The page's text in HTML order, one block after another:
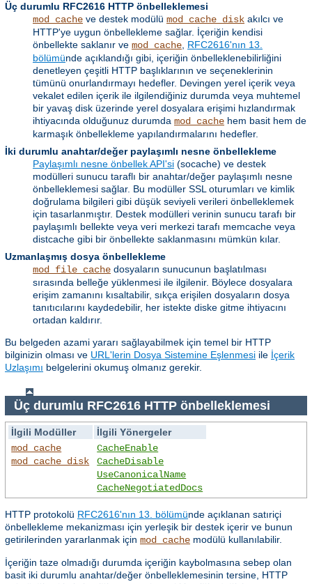
Üç durumlu RFC2616 HTTP önbelleklemesi
mod_cache ve destek modülü mod_cache_disk akılcı ve
HTTP'ye uygun önbellekleme sağlar. İçeriğin kendisi
önbellekte saklanır ve mod_cache RFC2616'nın 13.
bölümünde açıklandığı gibi, içeriğin önbelleklenebilirliğini
denetleyen çeşitli HTTP başlıklarının ve seçeneklerinin
tümünü onurlandırmayı hedefler. Devingen yerel içerik veya
vekalet edilen içerik ile ilgilendiğiniz durumda veya muhtemel
bir yavaş disk üzerinde yerel dosyalara erişimi hızlandırmak
ihtiyacında olduğunuz durumda mod_cache hem basit hem de
karmaşık önbellekleme yapılandırmalarını hedefler.
İki durumlu anahtar/değer paylaşımlı nesne önbellekleme
Paylaşımlı nesne önbellek API'si (socache) ve destek
modülleri sunucu taraflı bir anahtar/değer paylaşımlı nesne
önbelleklemesi sağlar. Bu modüller SSL oturumları ve kimlik
doğrulama bilgileri gibi düşük seviyeli verileri önbelleklemek
için tasarlanmıştır. Destek modülleri verinin sunucu tarafı bir
paylaşımlı bellekte veya veri merkezi tarafı memcache veya
distcache gibi bir önbellekte saklanmasını mümkün kılar.
Uzmanlaşmış dosya önbellekleme
mod_file_cache dosyaların sunucunun başlatılması
sırasında belleğe yüklenmesi ile ilgilenir. Böylece dosyalara
erişim zamanını kısaltabilir, sıkça erişilen dosyaların dosya
tanıtıcılarını kaydedebilir, her istekte diske gitme ihtiyacını
ortadan kaldırır.
Bu belgeden azami yararı sağlayabilmek için temel bir HTTP
bilginizin olması ve URL'lerin Dosya Sistemine Eşlenmesi ile İçerik
Uzlaşımı belgelerini okumuş olmanız gerekir.
Üç durumlu RFC2616 HTTP önbelleklemesi
İlgili Modüller
İlgili Yönergeler
mod_cache
mod_cache_disk
CacheEnable
CacheDisable
UseCanonicalName
CacheNegotiatedDocs
HTTP protokolü RFC2616'nın 13. bölümünde açıklanan satıriçi
önbellekleme mekanizması için yerleşik bir destek içerir ve bunun
getirilerinden yararlanmak için mod_cache modülü kullanılabilir.
İçeriğin taze olmadığı durumda içeriğin kaybolmasına sebep olan
basit iki durumlu anahtar/değer önbelleklemesinin tersine, HTTP